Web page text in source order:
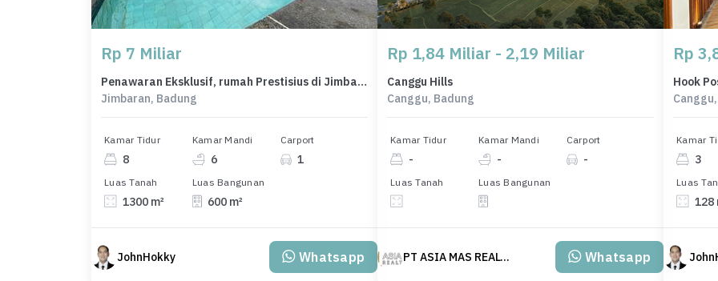
Rp 7 Miliar
Penawaran Eksklusif, rumah Prestisius di Jimbaran, Badung, LB 600m²
Jimbaran, Badung
Kamar Tidur
8
Kamar Mandi
6
Carport
1
Luas Tanah
1300 m²
Luas Bangunan
600 m²
JohnHokky Whatsapp
Rp 1,84 Miliar - 2,19 Miliar
Canggu Hills
Canggu, Badung
Kamar Tidur
-
Kamar Mandi
-
Carport
-
Luas Tanah Luas Bangunan
PT ASIA MAS REALTY Whatsapp
Rp
Kamar
3
Luas
128